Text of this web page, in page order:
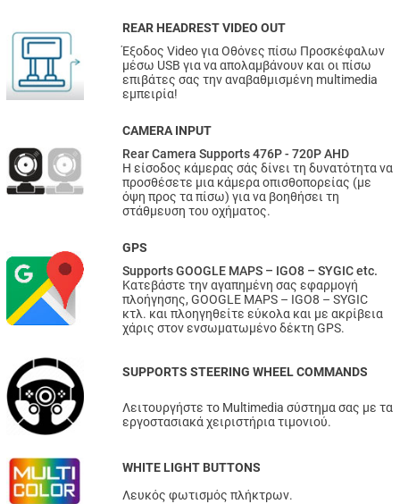
REAR HEADREST VIDEO OUT
Έξοδος Video για Οθόνες πίσω Προσκέφαλων
μέσω USB για να απολαμβάνουν και οι πίσω
επιβάτες σας την αναβαθμισμένη multimedia
εμπειρία!
CAMERA INPUT
Rear Camera Supports 476P - 720P AHD
Η είσοδος κάμερας σάς δίνει τη δυνατότητα να
προσθέσετε μια κάμερα οπισθοπορείας (με
όψη προς τα πίσω) για να βοηθήσει τη
στάθμευση του οχήματος.
GPS
Supports GOOGLE MAPS – IGO8 – SYGIC etc.
Κατεβάστε την αγαπημένη σας εφαρμογή
πλοήγησης, GOOGLE MAPS – IGO8 – SYGIC
κτλ. και πλοηγηθείτε εύκολα και με ακρίβεια
χάρις στον ενσωματωμένο δέκτη GPS.
SUPPORTS STEERING WHEEL COMMANDS
Λειτουργήστε το Multimedia σύστημα σας με τα
εργοστασιακά χειριστήρια τιμονιού.
WHITE LIGHT BUTTONS
Λευκός φωτισμός πλήκτρων.